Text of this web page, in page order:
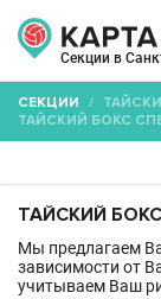
Секции в
СЕКЦИИ /
ТАЙСКИЙ БОКС
ТАЙСКИЙ БОКС
Мы предлагаем
зависимости от
учитываем Ваш